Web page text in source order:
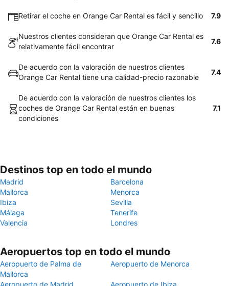
Retirar el coche en Orange Car Rental es fácil y sencillo 7.9
Nuestros clientes consideran que Orange Car Rental es
relativamente fácil encontrar
7.6
De acuerdo con la valoración de nuestros clientes
Orange Car Rental tiene una calidad-precio razonable
7.4
De acuerdo con la valoración de nuestros clientes los
coches de Orange Car Rental están en buenas
condiciones
7.1
Destinos top en todo el mundo
Madrid
Barcelona
Mallorca
Menorca
Ibiza
Sevilla
Málaga
Tenerife
Valencia
Londres
Aeropuertos top en todo el mundo
Aeropuerto de Palma de
Mallorca
Aeropuerto de Menorca
Aeropuerto de Madrid Aeropuerto de Ibiza